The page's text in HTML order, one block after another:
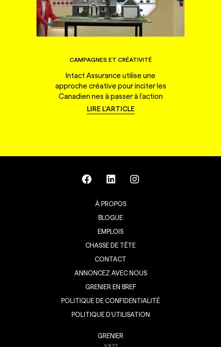
CAMPAGNES ET CRÉATIVITÉ
Intact Assurance utilise une
approche créative pour inciter les
Canadien·nes à passer à l'action
LIRE L'ARTICLE
À PROPOS
BLOGUE
EMPLOIS
CHASSE DE TÊTE
CONTACT
ANNONCEZ AVEC NOUS
GRENIER EN BREF
POLITIQUE DE CONFIDENTIALITÉ
POLITIQUE D’UTILISATION
GRENIER
V8.7.2